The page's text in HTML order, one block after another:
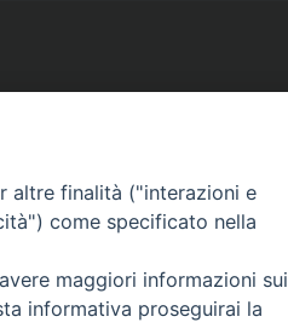
SEGUICI SU
Facebook
Instagram
X
altre finalità ("interazioni e
come specificato nella
maggiori informazioni sui
informativa proseguirai la